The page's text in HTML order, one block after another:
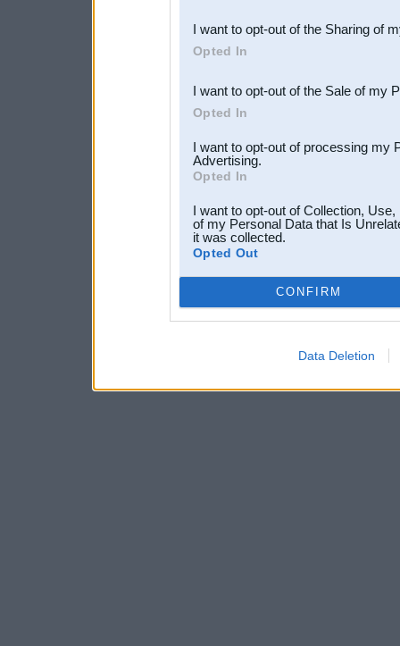
Downstream Participants
third parties.
I want to opt-out of the Sharing of
Opted In
I want to opt-out of the Sale of my
Opted In
I want to opt-out of processing my
Advertising.
Opted In
I want to opt-out of Collection,
of my Personal Data that Is
it was collected.
Opted Out
CONFIRM
Data Deletion